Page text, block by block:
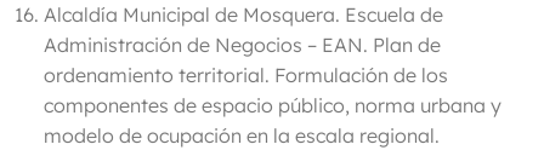
Alcaldía Municipal de Mosquera. Escuela de
Administración de Negocios – EAN. Plan de
ordenamiento territorial. Formulación de los
componentes de espacio público, norma urbana y
modelo de ocupación en la escala regional.